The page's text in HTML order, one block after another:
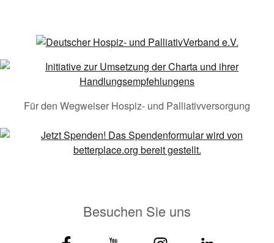
Für den Wegweiser Hospiz- und Palliativversorgung
Besuchen Sie uns